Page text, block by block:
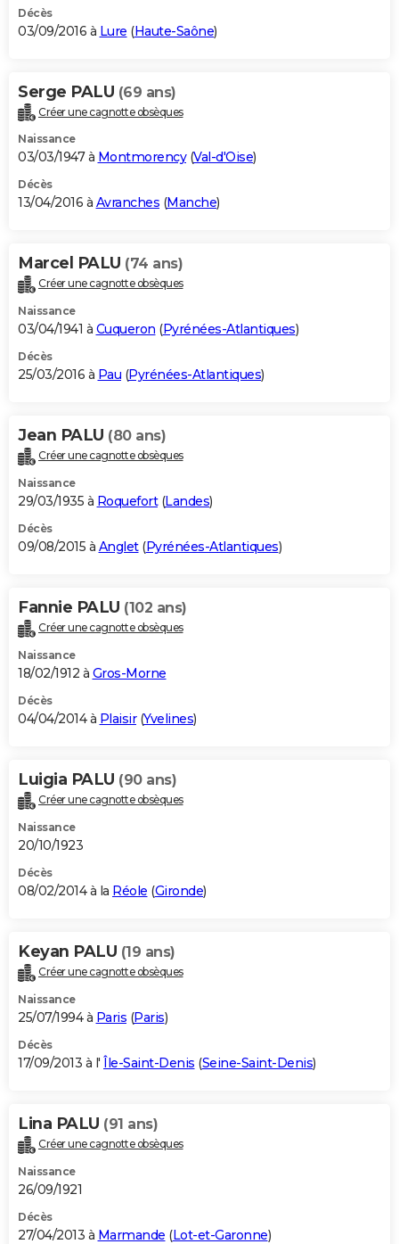
Décès
03/09/2016 à Lure (Haute-Saône)
Serge PALU (69 ans)
Créer une cagnotte obsèques
Naissance
03/03/1947 à Montmorency(Val-d'Oise)
Décès
13/04/2016 à Avranches (Manche)
Marcel PALU (74 ans)
Créer une cagnotte obsèques
Naissance
03/04/1941 à Cuqueron (Pyrénées-Atlantiques)
Décès
25/03/2016 à Pau (Pyrénées-Atlantiques)
Jean PALU (80 ans)
Créer une cagnotte obsèques
Naissance
29/03/1935 à Roquefort(Landes)
Décès
09/08/2015 à Anglet(Pyrénées-Atlantiques)
Fannie PALU (102 ans)
Créer une cagnotte obsèques
Naissance
18/02/1912 à Gros-Morne
Décès
04/04/2014 à Plaisir(Yvelines)
Luigia PALU (90 ans)
Créer une cagnotte obsèques
Naissance
20/10/1923
Décès
08/02/2014 à la Réole (Gironde)
Keyan PALU (19 ans)
Créer une cagnotte obsèques
Naissance
25/07/1994 à Paris (Paris)
Décès
17/09/2013 à l' Île-Saint-Denis (Seine-Saint-Denis)
Lina PALU (91 ans)
Créer une cagnotte obsèques
Naissance
26/09/1921
Décès
27/04/2013 à Marmande (Lot-et-Garonne)